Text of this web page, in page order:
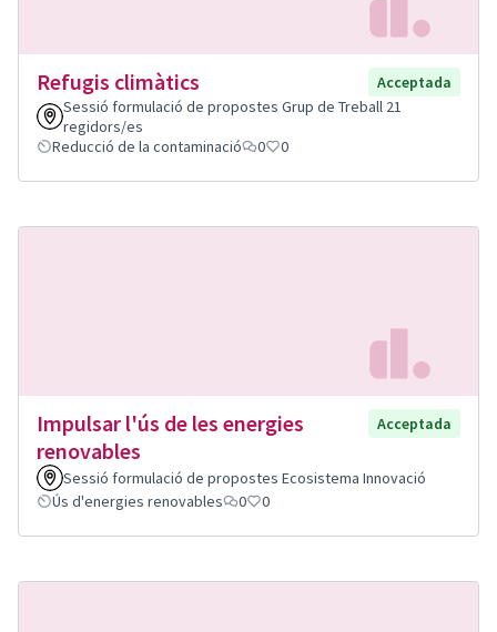
Refugis climàtics
Acceptada
Sessió formulació de propostes Grup de Treball 21
regidors/es
Reducció de la contaminació
0 0
Impulsar l'ús de les energies
renovables
Acceptada
Sessió formulació de propostes Ecosistema Innovació
Ús d'energies renovables
0 0